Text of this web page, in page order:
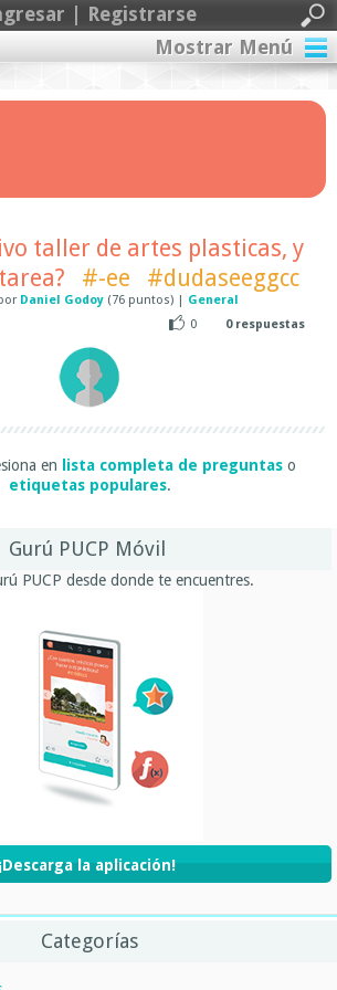
| Registrarse
Mostrar Menú
taller de artes plasticas, y
#-ee #dudaseeggcc
Daniel Godoy (76 puntos) | General
0
0respuestas
en lista completa de preguntas o
etiquetas populares.
Gurú PUCP Móvil
PUCP desde donde te encuentres.
¡Descarga la aplicación!
Categorías